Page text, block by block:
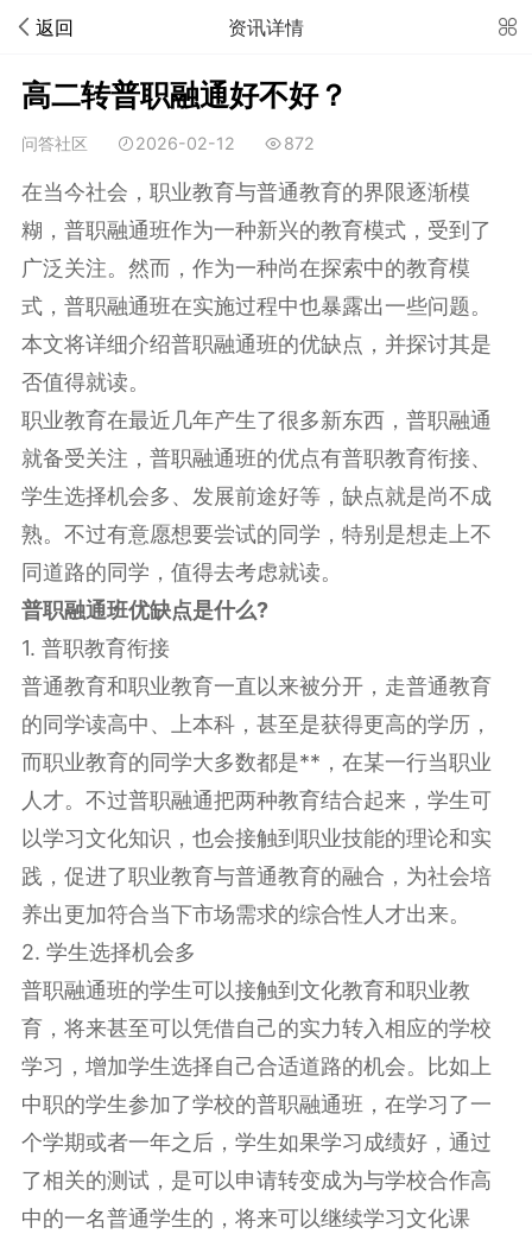
返回 资讯详情
高二转普职融通好不好？
问答社区 2026-02-12 872
在当今社会，职业教育与普通教育的界限逐渐模
糊，普职融通班作为一种新兴的教育模式，受到了
广泛关注。然而，作为一种尚在探索中的教育模
式，普职融通班在实施过程中也暴露出一些问题。
本文将详细介绍普职融通班的优缺点，并探讨其是
否值得就读。
职业教育在最近几年产生了很多新东西，普职融通
就备受关注，普职融通班的优点有普职教育衔接、
学生选择机会多、发展前途好等，缺点就是尚不成
熟。不过有意愿想要尝试的同学，特别是想走上不
同道路的同学，值得去考虑就读。
普职融通班优缺点是什么?
1. 普职教育衔接
普通教育和职业教育一直以来被分开，走普通教育
的同学读高中、上本科，甚至是获得更高的学历，
而职业教育的同学大多数都是**，在某一行当职业
人才。不过普职融通把两种教育结合起来，学生可
以学习文化知识，也会接触到职业技能的理论和实
践，促进了职业教育与普通教育的融合，为社会培
养出更加符合当下市场需求的综合性人才出来。
2. 学生选择机会多
普职融通班的学生可以接触到文化教育和职业教
育，将来甚至可以凭借自己的实力转入相应的学校
学习，增加学生选择自己合适道路的机会。比如上
中职的学生参加了学校的普职融通班，在学习了一
个学期或者一年之后，学生如果学习成绩好，通过
了相关的测试，是可以申请转变成为与学校合作高
中的一名普通学生的，将来可以继续学习文化课